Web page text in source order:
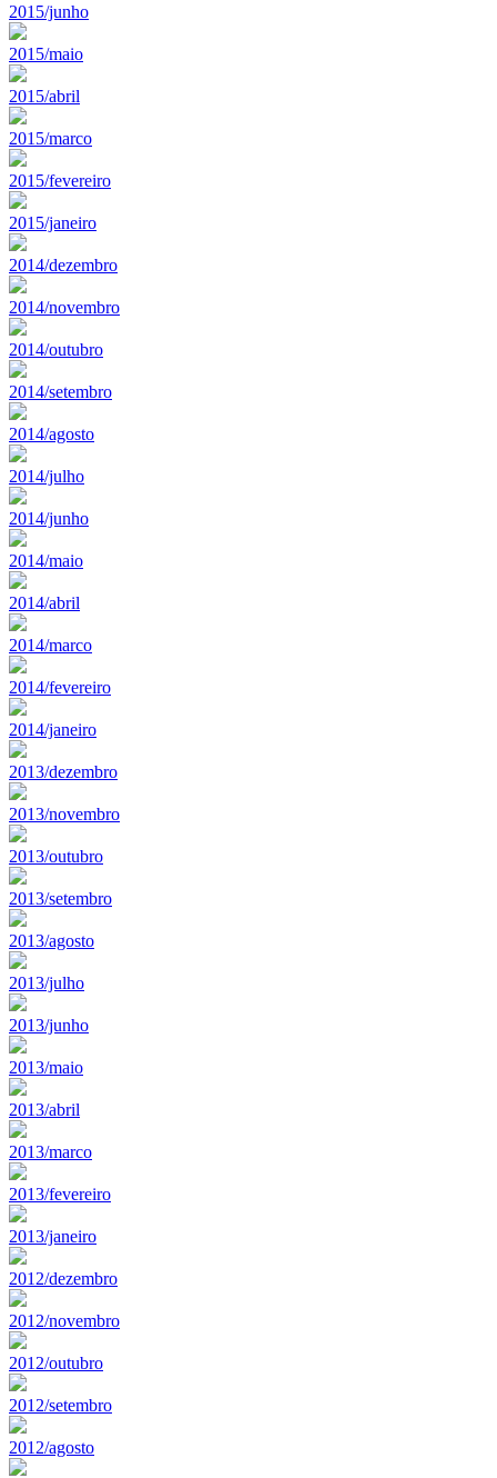
2015/junho
2015/maio
2015/abril
2015/marco
2015/fevereiro
2015/janeiro
2014/dezembro
2014/novembro
2014/outubro
2014/setembro
2014/agosto
2014/julho
2014/junho
2014/maio
2014/abril
2014/marco
2014/fevereiro
2014/janeiro
2013/dezembro
2013/novembro
2013/outubro
2013/setembro
2013/agosto
2013/julho
2013/junho
2013/maio
2013/abril
2013/marco
2013/fevereiro
2013/janeiro
2012/dezembro
2012/novembro
2012/outubro
2012/setembro
2012/agosto